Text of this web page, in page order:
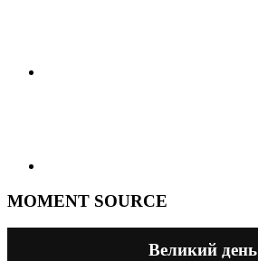
MOMENT SOURCE
Великий день